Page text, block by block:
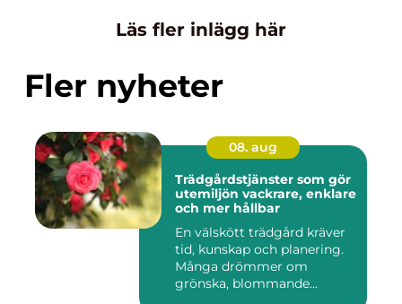
Läs fler inlägg här
Fler nyheter
08. aug
Trädgårdstjänster som gör
utemiljön vackrare, enklare
och mer hållbar
En välskött trädgård kräver
tid, kunskap och planering.
Många drömmer om
grönska, blommande